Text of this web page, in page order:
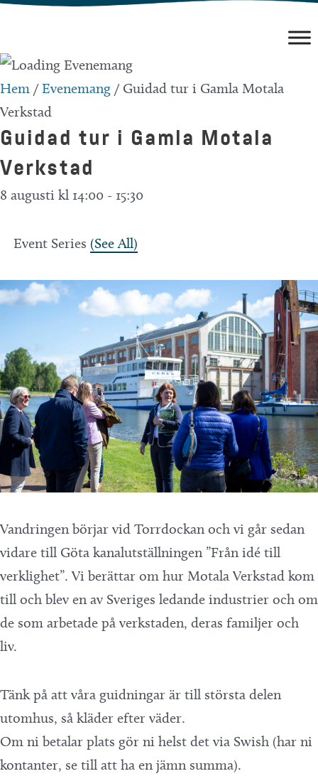
Hoppa
innehåll
Hem /Evenemang / Guidad tur i Gamla Motala
Verkstad
Guidad tur i Gamla Motala
Verkstad
8 augusti kl 14:00 - 15:30
Event Series (See All)
Vandringen börjar vid Torrdockan och vi går sedan
vidare till Göta kanalutställningen ”Från idé till
verklighet”. Vi berättar om hur Motala Verkstad kom
till och blev en av Sveriges ledande industrier och om
de som arbetade på verkstaden, deras familjer och
liv.
Tänk på att våra guidningar är till största delen
utomhus, så kläder efter väder.
Om ni betalar plats gör ni helst det via Swish (har ni
kontanter, se till att ha en jämn summa).